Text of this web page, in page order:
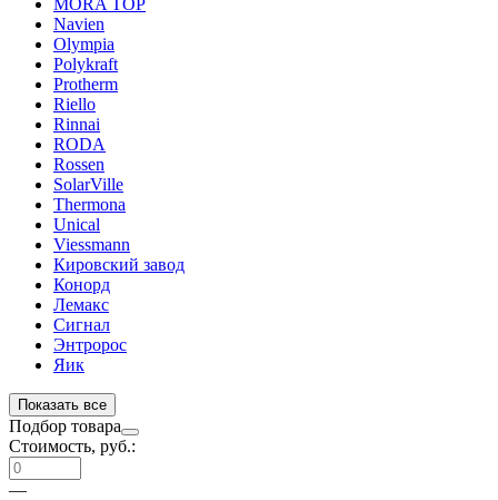
MORA TOP
Navien
Olympia
Polykraft
Protherm
Riello
Rinnai
RODA
Rossen
SolarVille
Thermona
Unical
Viessmann
Кировский завод
Конорд
Лемакс
Сигнал
Энтророс
Яик
Показать все
Подбор товара
Стоимость, руб.:
—